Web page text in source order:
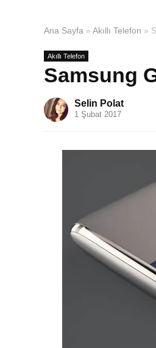
Ana Sayfa » Akıllı Telefon »
Akıllı Telefon
Samsung
Selin Polat
1 Şubat 2017